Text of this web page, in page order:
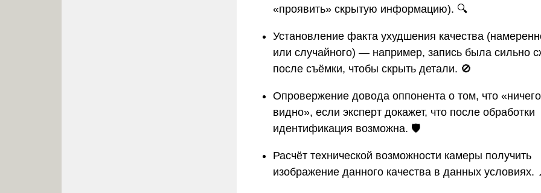
«проявить» скрытую информацию). 🔍
Установление факта ухудшения качества
или случайного) — например, запись была сильно
после съёмки, чтобы скрыть детали. 🚫
Опровержение довода оппонента о том, что
видно», если эксперт докажет, что после обработки
идентификация возможна. 🛡️
Расчёт технической возможности камеры получить
изображение данного качества в данных условиях.